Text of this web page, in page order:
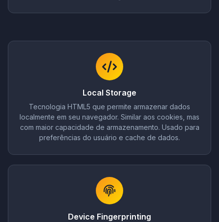
Local Storage
Tecnologia HTML5 que permite armazenar dados
localmente em seu navegador. Similar aos cookies, mas
com maior capacidade de armazenamento. Usado para
preferências do usuário e cache de dados.
Device Fingerprinting